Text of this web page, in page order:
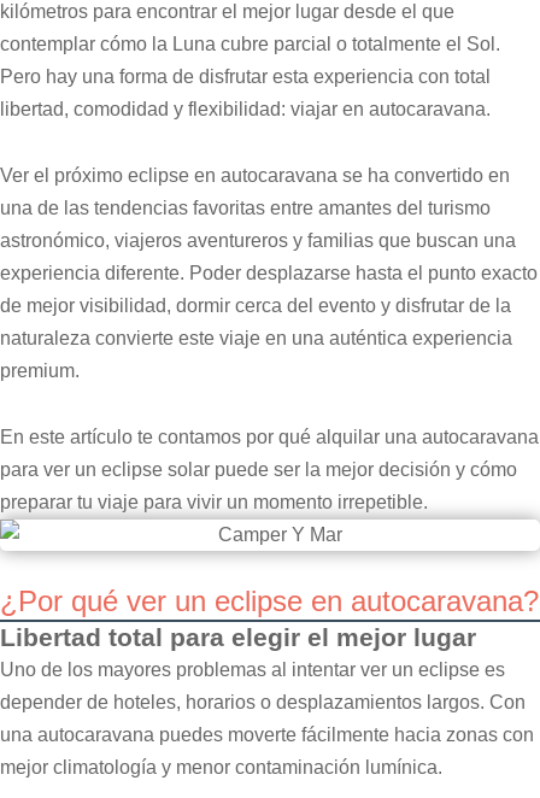
kilómetros para encontrar el mejor lugar desde el que
contemplar cómo la Luna cubre parcial o totalmente el Sol.
Pero hay una forma de disfrutar esta experiencia con total
libertad, comodidad y flexibilidad: viajar en autocaravana.
Ver el próximo eclipse en autocaravana se ha convertido en
una de las tendencias favoritas entre amantes del turismo
astronómico, viajeros aventureros y familias que buscan una
experiencia diferente. Poder desplazarse hasta el punto exacto
de mejor visibilidad, dormir cerca del evento y disfrutar de la
naturaleza convierte este viaje en una auténtica experiencia
premium.
En este artículo te contamos por qué alquilar una autocaravana
para ver un eclipse solar puede ser la mejor decisión y cómo
preparar tu viaje para vivir un momento irrepetible.
¿Por qué ver un eclipse en autocaravana?
Libertad total para elegir el mejor lugar
Uno de los mayores problemas al intentar ver un eclipse es
depender de hoteles, horarios o desplazamientos largos. Con
una autocaravana puedes moverte fácilmente hacia zonas con
mejor climatología y menor contaminación lumínica.